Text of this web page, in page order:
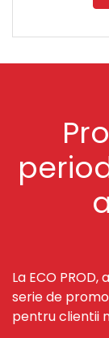
La ECO
serie de
pentru clientii